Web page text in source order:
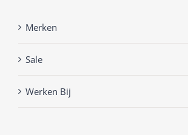
Merken
Sale
Werken Bij